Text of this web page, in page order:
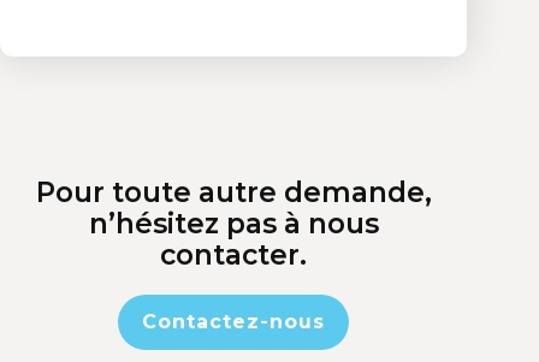
Pour toute autre demande,
n’hésitez pas à nous
contacter.
Contactez-nous